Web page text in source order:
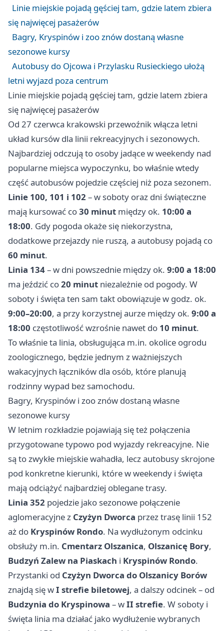
Linie miejskie pojadą gęściej tam, gdzie latem zbiera
się najwięcej pasażerów
Bagry, Kryspinów i zoo znów dostaną własne
sezonowe kursy
Autobusy do Ojcowa i Przylasku Rusieckiego ułożą
letni wyjazd poza centrum
Linie miejskie pojadą gęściej tam, gdzie latem zbiera
się najwięcej pasażerów
Od 27 czerwca krakowski przewoźnik włącza letni
układ kursów dla linii rekreacyjnych i sezonowych.
Najbardziej odczują to osoby jadące w weekendy nad
popularne miejsca wypoczynku, bo właśnie wtedy
część autobusów pojedzie częściej niż poza sezonem.
Linie 100, 101 i 102 – w soboty oraz dni świąteczne
mają kursować co30 minut między ok. 10:00 a
18:00. Gdy pogoda okaże się niekorzystna,
dodatkowe przejazdy nie ruszą, a autobusy pojadą co
60 minut.
Linia 134– w dni powszednie między ok. 9:00 a 18:00
ma jeździć co20 minut niezależnie od pogody. W
soboty i święta ten sam takt obowiązuje w godz. ok.
9:00–20:00, a przy korzystnej aurze między ok. 9:00 a
18:00 częstotliwość wzrośnie nawet do 10 minut.
To właśnie ta linia, obsługująca m.in. okolice ogrodu
zoologicznego, będzie jednym z ważniejszych
wakacyjnych łączników dla osób, które planują
rodzinny wypad bez samochodu.
Bagry, Kryspinów i zoo znów dostaną własne
sezonowe kursy
W letnim rozkładzie pojawiają się też połączenia
przygotowane typowo pod wyjazdy rekreacyjne. Nie
są to zwykłe miejskie wahadła, lecz autobusy skrojone
pod konkretne kierunki, które w weekendy i święta
mają odciążyć najbardziej oblegane trasy.
Linia 352 pojedzie jako sezonowe połączenie
aglomeracyjne z Czyżyn Dworca przez trasę linii 152
aż do Kryspinów Rondo. Na wydłużonym odcinku
obsłuży m.in. Cmentarz Olszanica, Olszanicę Bory,
Budzyń Zalew na Piaskach i Kryspinów Rondo.
Przystanki od Czyżyn Dworca do Olszanicy Borów
znajdą się wI strefie biletowej, a dalszy odcinek – od
Budzynia do Kryspinowa – wII strefie. W soboty i
święta linia ma działać jako wydłużenie wybranych